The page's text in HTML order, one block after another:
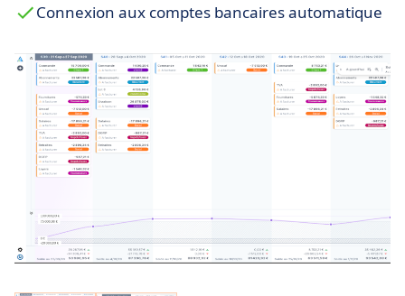
Connexion aux comptes bancaires automatique